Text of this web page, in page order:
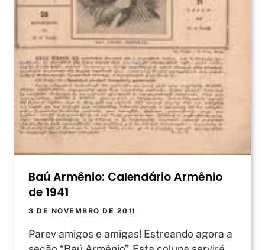
Baú Armênio: Calendário Armênio
de 1941
3 DE NOVEMBRO DE 2011
Parev amigos e amigas! Estreando agora a